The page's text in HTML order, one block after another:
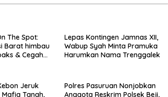
The Spot:
Barat himbau
& Cegah
Lepas Kontingen Jamnas XII,
Wabup Syah Minta Pramuka
Harumkan Nama Trenggalek
Jeruk
Tanah,
Polres Pasuruan Nonjobkan
Anggota Reskrim Polsek Beji,